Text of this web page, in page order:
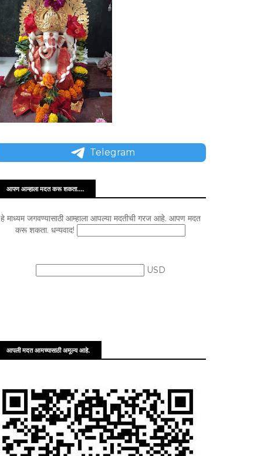
Telegram
आपण आम्हाला मदत करू शकता....
हे माध्यम जगवण्यासाठी आम्हाला आपल्या मदतीची गरज आहे. आपण मदत
करू शकता. धन्यवाद!
USD
आपली मदत आमच्यासाठी अमूल्य आहे.